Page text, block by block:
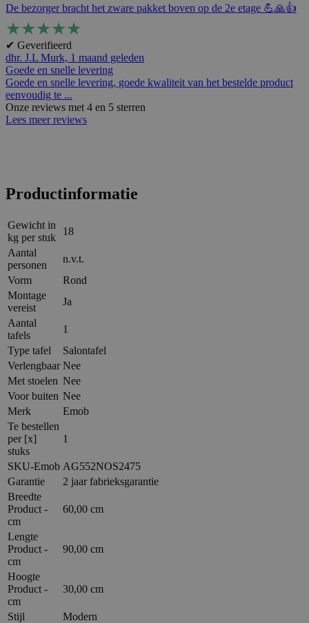
De bezorger bracht het zware pakket boven op de 2e etage 💪🙏👍
★★★★★
✔ Geverifieerd
dhr. J.L Murk, 1 maand geleden
Goede en snelle levering
Goede en snelle levering, goede kwaliteit van het bestelde product
eenvoudig te ...
Onze reviews met 4 en 5 sterren
Lees meer reviews
Productinformatie
Gewicht in
kg per stuk
18
Aantal
personen
n.v.t.
Vorm
Rond
Montage
vereist
Ja
Aantal
tafels
1
Type tafel
Salontafel
Verlengbaar Nee
Met stoelen Nee
Voor buiten Nee
Merk
Emob
Te bestellen
per [x]
stuks
1
SKU-Emob AG552NOS2475
Garantie
2 jaar fabrieksgarantie
Breedte
Product -
cm
60,00 cm
Lengte
Product -
cm
90,00 cm
Hoogte
Product -
cm
30,00 cm
Stijl Modern